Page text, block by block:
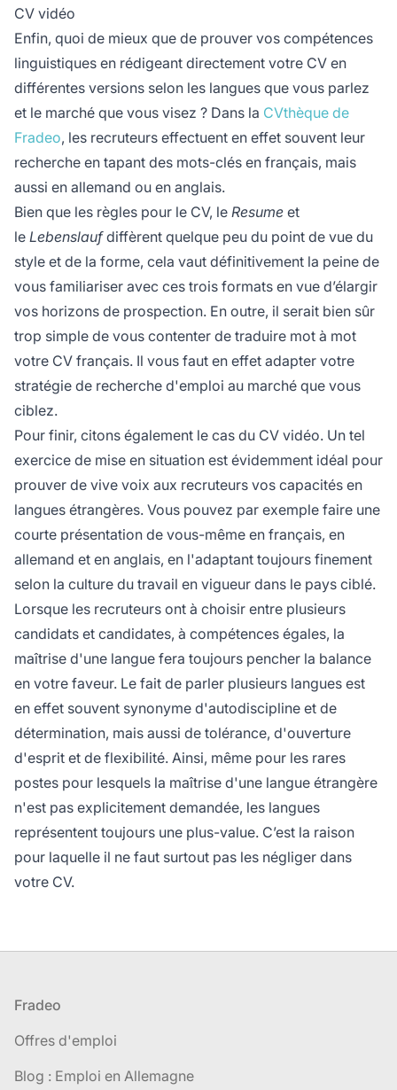
CV vidéo
Enfin, quoi de mieux que de prouver vos compétences
linguistiques en rédigeant directement votre CV en
différentes versions selon les langues que vous parlez
et le marché que vous visez ? Dans la CVthèque de
Fradeo, les recruteurs effectuent en effet souvent leur
recherche en tapant des mots-clés en français, mais
aussi en allemand ou en anglais.
Bien que les règles pour le CV, le Resume et
le Lebenslaufdiffèrent quelque peu du point de vue du
style et de la forme, cela vaut définitivement la peine de
vous familiariser avec ces trois formats en vue d’élargir
vos horizons de prospection. En outre, il serait bien sûr
trop simple de vous contenter de traduire mot à mot
votre CV français. Il vous faut en effet adapter votre
stratégie de recherche d'emploi au marché que vous
ciblez.
Pour finir, citons également le cas du CV vidéo. Un tel
exercice de mise en situation est évidemment idéal pour
prouver de vive voix aux recruteurs vos capacités en
langues étrangères. Vous pouvez par exemple faire une
courte présentation de vous-même en français, en
allemand et en anglais, en l'adaptant toujours finement
selon la culture du travail en vigueur dans le pays ciblé.
Lorsque les recruteurs ont à choisir entre plusieurs
candidats et candidates, à compétences égales, la
maîtrise d'une langue fera toujours pencher la balance
en votre faveur. Le fait de parler plusieurs langues est
en effet souvent synonyme d'autodiscipline et de
détermination, mais aussi de tolérance, d'ouverture
d'esprit et de flexibilité. Ainsi, même pour les rares
postes pour lesquels la maîtrise d'une langue étrangère
n'est pas explicitement demandée, les langues
représentent toujours une plus-value. C’est la raison
pour laquelle il ne faut surtout pas les négliger dans
votre CV.
Pied de page
Fradeo
Offres d'emploi
Blog : Emploi en Allemagne